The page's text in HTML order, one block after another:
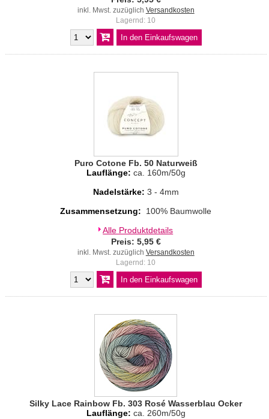
inkl. Mwst. zuzüglich Versandkosten
Lagernd: 10
Puro Cotone Fb. 50 Naturweiß
Lauflänge: ca. 160m/50g
Nadelstärke: 3 - 4mm
Zusammensetzung:
100% Baumwolle
Alle Produktdetails
Preis: 5,95 €
inkl. Mwst. zuzüglich Versandkosten
Lagernd: 10
Silky Lace Rainbow Fb. 303 Rosé Wasserblau Ocker
Lauflänge: ca. 260m/50g